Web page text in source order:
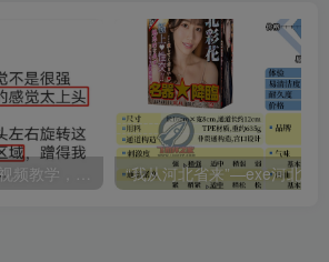
cw小海豹真人使用视频教学，小海豹到底咋用？